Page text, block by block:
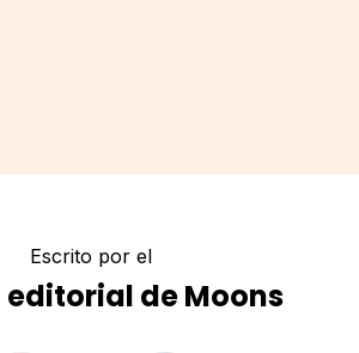
Escrito por el
editorial de Moons